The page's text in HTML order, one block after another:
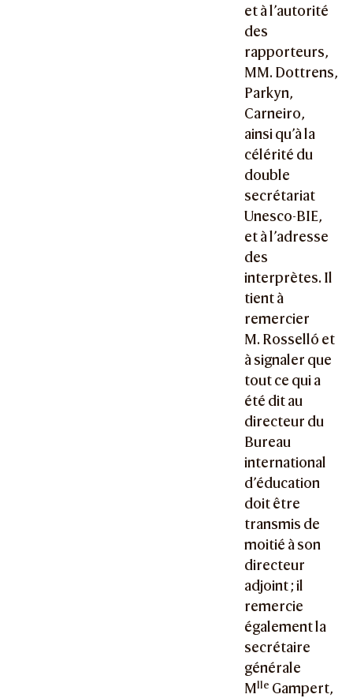
et à l’autorité
des
rapporteurs,
MM. Dottrens,
Parkyn,
Carneiro,
ainsi qu’à la
célérité du
double
secrétariat
Unesco-BIE,
et à l’adresse
des
interprètes. Il
tient à
remercier
M. Rosselló et
à signaler que
tout ce qui a
été dit au
directeur du
Bureau
international
d’éducation
doit être
transmis de
moitié à son
directeur
adjoint ; il
remercie
également la
secrétaire
générale
Mlle Gampert,